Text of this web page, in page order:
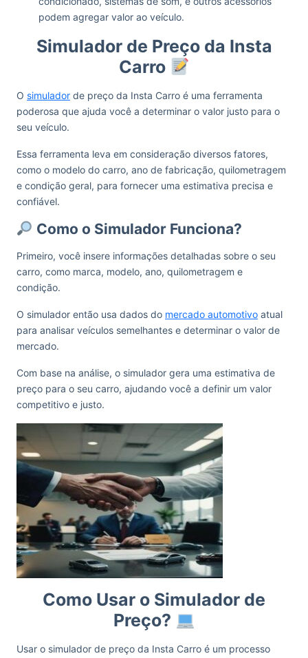
podem agregar valor ao veículo.
Simulador de Preço da Insta
Carro
O simulador de preço da Insta Carro é uma ferramenta
poderosa que ajuda você a determinar o valor justo para o
seu veículo.
Essa ferramenta leva em consideração diversos fatores,
como o modelo do carro, ano de fabricação, quilometragem
e condição geral, para fornecer uma estimativa precisa e
confiável.
Como o Simulador Funciona?
Primeiro, você insere informações detalhadas sobre o seu
carro, como marca, modelo, ano, quilometragem e
condição.
O simulador então usa dados do mercado automotivo atual
para analisar veículos semelhantes e determinar o valor de
mercado.
Com base na análise, o simulador gera uma estimativa de
preço para o seu carro, ajudando você a definir um valor
competitivo e justo.
Como Usar o Simulador de
Preço?
Usar o simulador de preço da Insta Carro é um processo